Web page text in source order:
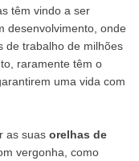
têm vindo a ser
desenvolvimento, onde
de trabalho de milhões
raramente têm o
uma vida com
as suas orelhas de
vergonha, como